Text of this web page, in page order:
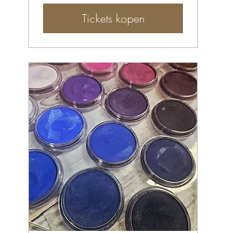
Tickets kopen